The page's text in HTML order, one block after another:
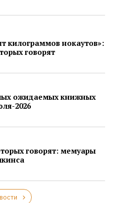
килограммов нокаутов»:
говорят
ожидаемых книжных
2026
говорят: мемуары